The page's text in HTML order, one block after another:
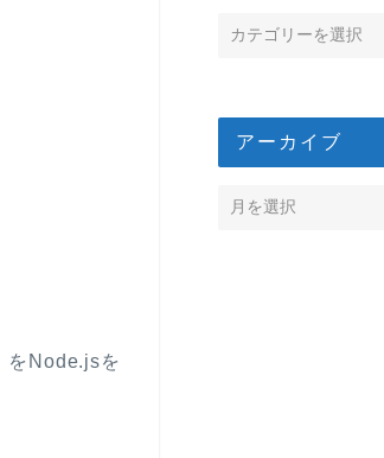
をNode.jsを
アーカイブ